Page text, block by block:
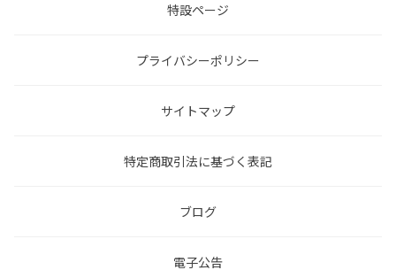
特設ページ
プライバシーポリシー
サイトマップ
特定商取引法に基づく表記
ブログ
電子公告